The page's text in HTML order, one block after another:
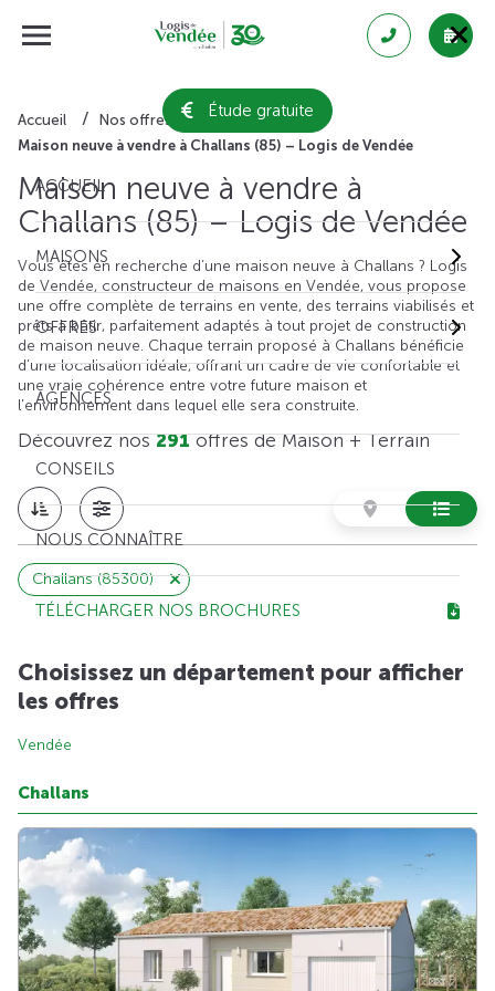
Étude gratuite
ACCUEIL
MAISONS
OFFRES
AGENCES
CONSEILS
NOUS CONNAÎTRE
TÉLÉCHARGER NOS BROCHURES
Accueil
Nos offres de maison + terrain
Maison neuve à vendre à Challans (85) – Logis de Vendée
Maison neuve à vendre à
Challans (85) – Logis de Vendée
Vous êtes en recherche d’une maison neuve à Challans ? Logis
de Vendée, constructeur de maisons en Vendée, vous propose
une offre complète de terrains en vente, des terrains viabilisés et
prêts à bâtir, parfaitement adaptés à tout projet de construction
de maison neuve. Chaque terrain proposé à Challans bénéficie
d’une localisation idéale, offrant un cadre de vie confortable et
une vraie cohérence entre votre future maison et
l’environnement dans lequel elle sera construite.
Découvrez nos291offres de Maison + Terrain
Challans (85300)
Choisissez un département pour afficher
les offres
Vendée
Challans